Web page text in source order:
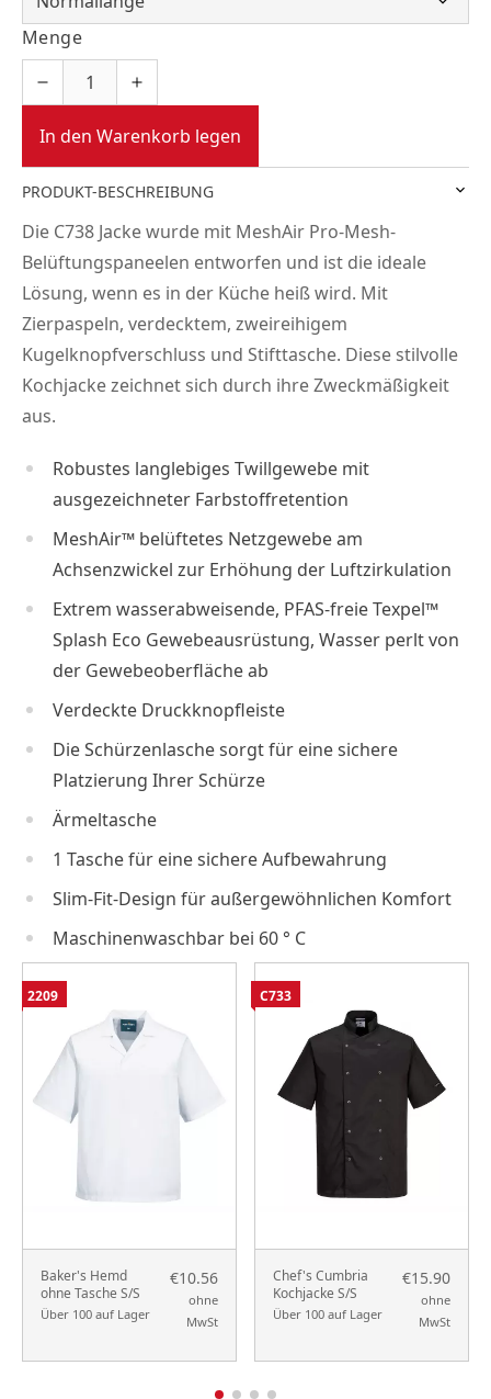
Menge
In den Warenkorb legen
PRODUKT-BESCHREIBUNG
Die C738 Jacke wurde mit MeshAir Pro-Mesh-
Belüftungspaneelen entworfen und ist die ideale
Lösung, wenn es in der Küche heiß wird. Mit
Zierpaspeln, verdecktem, zweireihigem
Kugelknopfverschluss und Stifttasche. Diese stilvolle
Kochjacke zeichnet sich durch ihre Zweckmäßigkeit
aus.
Robustes langlebiges Twillgewebe mit
ausgezeichneter Farbstoffretention
MeshAir™ belüftetes Netzgewebe am
Achsenzwickel zur Erhöhung der Luftzirkulation
Extrem wasserabweisende, PFAS-freie Texpel™
Splash Eco Gewebeausrüstung, Wasser perlt von
der Gewebeoberfläche ab
Verdeckte Druckknopfleiste
Die Schürzenlasche sorgt für eine sichere
Platzierung Ihrer Schürze
Ärmeltasche
1 Tasche für eine sichere Aufbewahrung
Slim-Fit-Design für außergewöhnlichen Komfort
Maschinenwaschbar bei 60 ° C
Baker's Hemd
ohne Tasche S/S
Über 100 auf Lager
€10.56
ohne
MwSt
2209
Chef's Cumbria
Kochjacke S/S
Über 100 auf Lager
€15.90
ohne
MwSt
C733